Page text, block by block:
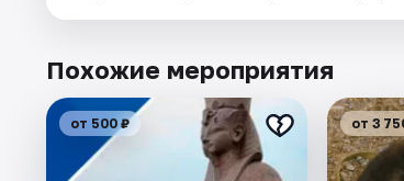
Похожие мероприятия
от 500 ₽ от 3